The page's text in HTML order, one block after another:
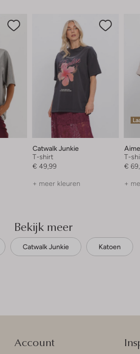
Catwalk Junkie
T-shirt
€ 49,99
+ meer kleuren
T-
€
+
Bekijk meer
Catwalk Junkie Katoen
Account